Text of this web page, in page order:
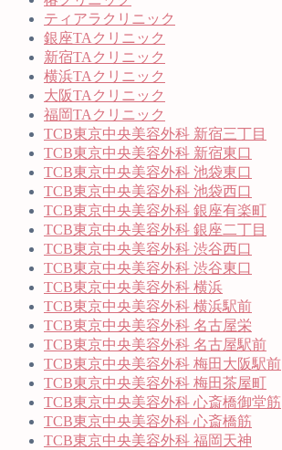
ティアラクリニック
銀座TAクリニック
新宿TAクリニック
横浜TAクリニック
大阪TAクリニック
福岡TAクリニック
TCB東京中央美容外科 新宿三丁目
TCB東京中央美容外科 新宿東口
TCB東京中央美容外科 池袋東口
TCB東京中央美容外科 池袋西口
TCB東京中央美容外科 銀座有楽町
TCB東京中央美容外科 銀座二丁目
TCB東京中央美容外科 渋谷西口
TCB東京中央美容外科 渋谷東口
TCB東京中央美容外科 横浜
TCB東京中央美容外科 横浜駅前
TCB東京中央美容外科 名古屋栄
TCB東京中央美容外科 名古屋駅前
TCB東京中央美容外科 梅田大阪駅前
TCB東京中央美容外科 梅田茶屋町
TCB東京中央美容外科 心斎橋御堂筋
TCB東京中央美容外科 心斎橋筋
TCB東京中央美容外科 福岡天神